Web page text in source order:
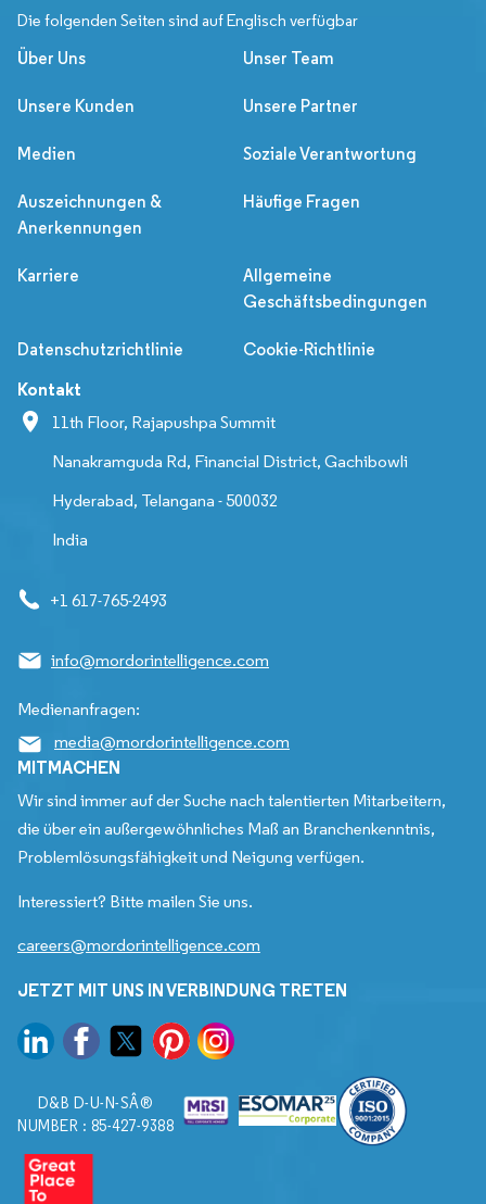
Die folgenden Seiten sind auf Englisch verfügbar
Über Uns Unser Team
Unsere Kunden Unsere Partner
Medien Soziale Verantwortung
Auszeichnungen &
Anerkennungen
Häufige Fragen
Karriere
Allgemeine
Geschäftsbedingungen
Datenschutzrichtlinie Cookie-Richtlinie
Kontakt
11th Floor, Rajapushpa Summit
Nanakramguda Rd, Financial District, Gachibowli
Hyderabad, Telangana - 500032
India
+1 617-765-2493
info@mordorintelligence.com
Medienanfragen:
media@mordorintelligence.com
MITMACHEN
Wir sind immer auf der Suche nach talentierten Mitarbeitern,
die über ein außergewöhnliches Maß an Branchenkenntnis,
Problemlösungsfähigkeit und Neigung verfügen.
Interessiert? Bitte mailen Sie uns.
careers@mordorintelligence.com
JETZT MIT UNS IN VERBINDUNG TRETEN
D&B D-U-N-SÂ®
NUMBER : 85-427-9388